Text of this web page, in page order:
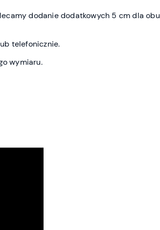
dodanie dodatkowych 5 cm dla obu
telefonicznie.
wymiaru.